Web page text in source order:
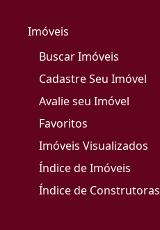
Imóveis
Buscar Imóveis
Cadastre Seu Imóvel
Avalie seu Imóvel
Favoritos
Imóveis Visualizados
Índice de Imóveis
Índice de Construtoras